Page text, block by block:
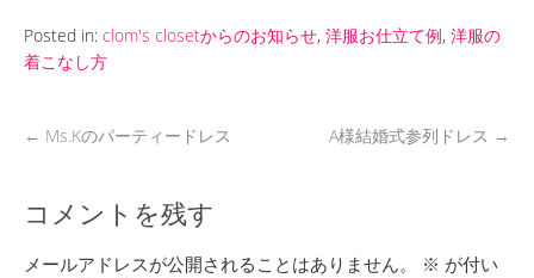
Posted in: clom's closetからのお知らせ, 洋服お仕立て例, 洋服の
着こなし方
← Ms.Kのパーティードレス A様結婚式参列ドレス →
コメントを残す
メールアドレスが公開されることはありません。 ※ が付い